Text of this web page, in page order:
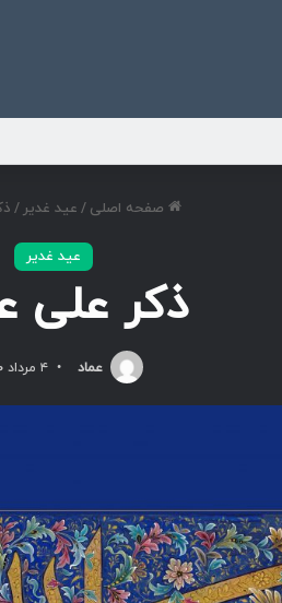
صفحه اصلی / عید غدیر /
عید غدیر
ذکر علی
عماد ۴ مرداد ۱۴۰۰